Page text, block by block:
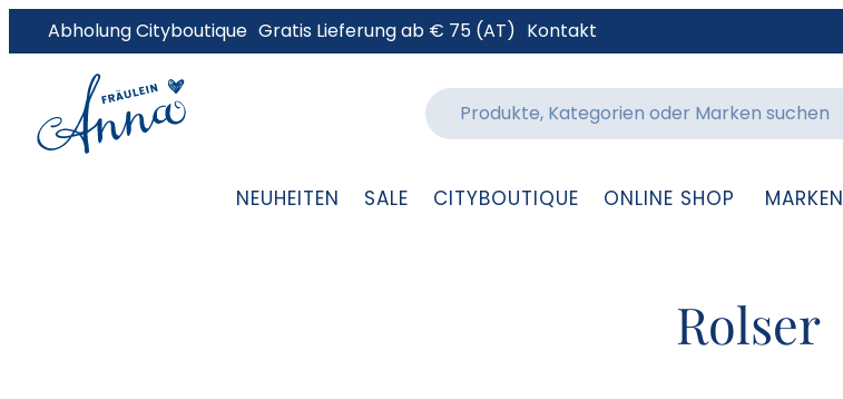
Abholung Cityboutique Gratis Lieferung ab € 75 (AT) Kontakt
NEUHEITEN SALE CITYBOUTIQUE ONLINE SHOP MARKEN
Rolser